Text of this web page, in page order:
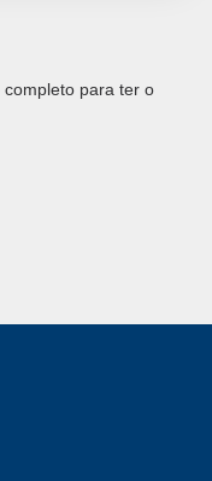
para ter o